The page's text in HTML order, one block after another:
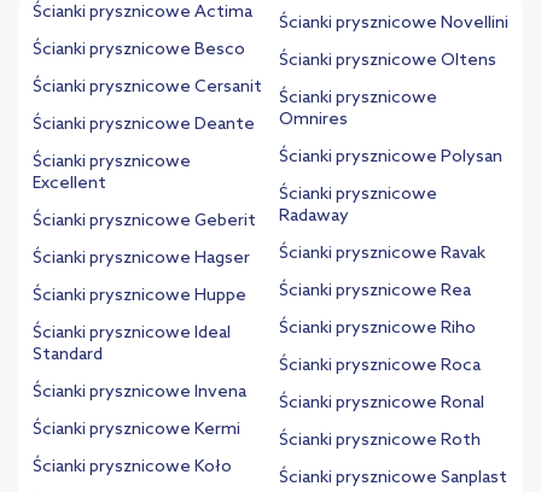
Ścianki prysznicowe Actima
Ścianki prysznicowe Besco
Ścianki prysznicowe Cersanit
Ścianki prysznicowe Deante
Ścianki prysznicowe
Excellent
Ścianki prysznicowe Geberit
Ścianki prysznicowe Hagser
Ścianki prysznicowe Huppe
Ścianki prysznicowe Ideal
Standard
Ścianki prysznicowe Invena
Ścianki prysznicowe Kermi
Ścianki prysznicowe Koło
Ścianki prysznicowe Novellini
Ścianki prysznicowe Oltens
Ścianki prysznicowe
Omnires
Ścianki prysznicowe Polysan
Ścianki prysznicowe
Radaway
Ścianki prysznicowe Ravak
Ścianki prysznicowe Rea
Ścianki prysznicowe Riho
Ścianki prysznicowe Roca
Ścianki prysznicowe Ronal
Ścianki prysznicowe Roth
Ścianki prysznicowe Sanplast